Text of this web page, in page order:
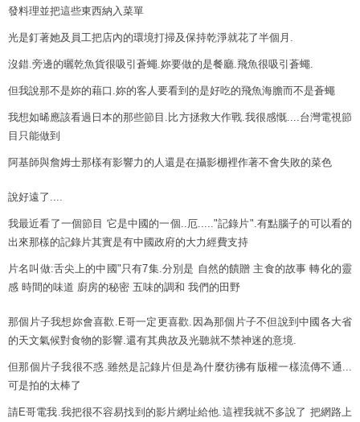
發料理並把這些東西納入菜單
光是釘著她及員工把店內的環境打掃及保持乾淨就花了半個月.
沒錯.旁邊的曬乾魚貨很吸引蒼蠅.妳要做的是餐廳.飛魚很吸引蒼蠅.
但我說那不是妳的藉口.妳的客人要看到的是好吃的飛魚海膽而不是蒼蠅
我想如晞應該看過日本的那些節目.比方拯救大作戰.我很感慨....台灣電視節
目只能做到
阿基師與詹姆士那樣有影響力的人還是在攝影棚裡作著不會失敗的菜色
說好遠了....
我最近看了一個節目 它是中國的一個..厄....."記錄片".有點腦子的可以看的
出來那樣的記錄片其實是有中國政府的大力經費支持
片名叫做:舌尖上的中國"只有7集.分別是 自然的饋贈 主食的故事 轉化的靈
感 時間的味道 廚房的秘密 五味的調和 我們的田野
那個片子我想妳會喜歡.E哥一定更喜歡.因為那個片子不但說到中國各大省
的天文氣候對食物的影響.還有其典故及光聽就不禁神迷的意境.
但那個片子我很不惑.雖然是記錄片但是為什麼彷彿有版權一樣流傳不通...
可是拍的太棒了
請E哥電我.我把很不容易找到的影片網址給他.這裡我就不多說了 把網路上